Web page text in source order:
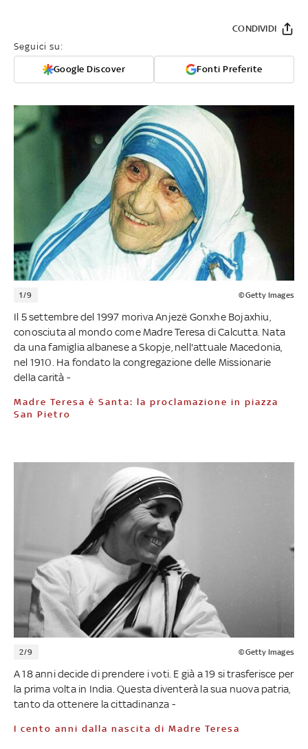
Seguici su:
Google Discover Fonti Preferite
CONDIVIDI
1/9 ©Getty Images
Il 5 settembre del 1997 moriva Anjezë Gonxhe Bojaxhiu,
conosciuta al mondo come Madre Teresa di Calcutta. Nata
da una famiglia albanese a Skopje, nell'attuale Macedonia,
nel 1910. Ha fondato la congregazione delle Missionarie
della carità -
Madre Teresa è Santa: la proclamazione in piazza
San Pietro
2/9 ©Getty Images
A 18 anni decide di prendere i voti. E già a 19 si trasferisce per
la prima volta in India. Questa diventerà la sua nuova patria,
tanto da ottenere la cittadinanza -
I cento anni dalla nascita di Madre Teresa